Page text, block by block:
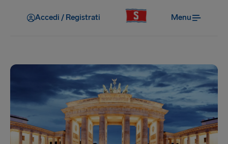
Accedi / Registrati Menu